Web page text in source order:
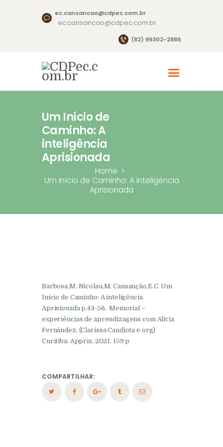
ec.cansancao@cdpec.com.br
ec.cansancao@cdpec.com.br
(82) 99302-2886
Um Início de
Caminho: A
inteligência
Aprisionada
Home
Um Início de Caminho: A inteligência
Aprisionada
Barbosa,M. Nicolau,M. Cansanção,E.C. Um
Início de Caminho: A inteligência
Aprisionada p.43-56. Memorial –
experiências de aprendizagens com Alicia
Fernández. (Clarissa Candiota e org)
Curitiba: Appris, 2021. 159 p
COMPARTILHAR: